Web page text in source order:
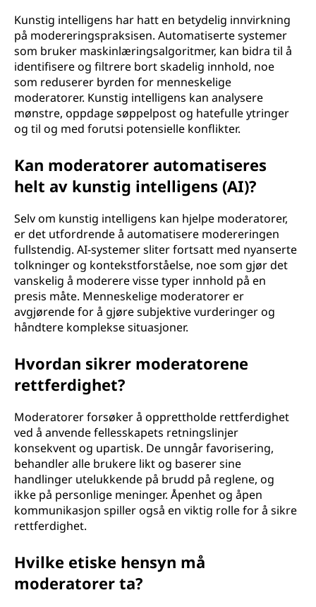
Kunstig intelligens har hatt en betydelig innvirkning
på modereringspraksisen. Automatiserte systemer
som bruker maskinlæringsalgoritmer, kan bidra til å
identifisere og filtrere bort skadelig innhold, noe
som reduserer byrden for menneskelige
moderatorer. Kunstig intelligens kan analysere
mønstre, oppdage søppelpost og hatefulle ytringer
og til og med forutsi potensielle konflikter.
Kan moderatorer automatiseres
helt av kunstig intelligens (AI)?
Selv om kunstig intelligens kan hjelpe moderatorer,
er det utfordrende å automatisere modereringen
fullstendig. AI-systemer sliter fortsatt med nyanserte
tolkninger og kontekstforståelse, noe som gjør det
vanskelig å moderere visse typer innhold på en
presis måte. Menneskelige moderatorer er
avgjørende for å gjøre subjektive vurderinger og
håndtere komplekse situasjoner.
Hvordan sikrer moderatorene
rettferdighet?
Moderatorer forsøker å opprettholde rettferdighet
ved å anvende fellesskapets retningslinjer
konsekvent og upartisk. De unngår favorisering,
behandler alle brukere likt og baserer sine
handlinger utelukkende på brudd på reglene, og
ikke på personlige meninger. Åpenhet og åpen
kommunikasjon spiller også en viktig rolle for å sikre
rettferdighet.
Hvilke etiske hensyn må
moderatorer ta?